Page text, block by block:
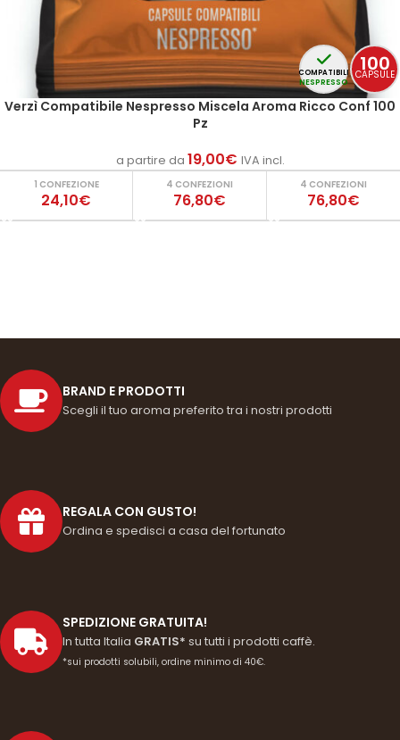
100
CAPSULE
COMPATIBILI
NESPRESSO
Verzì Compatibile Nespresso Miscela Aroma Ricco Conf 100
Pz
a partire da 19,00€ IVA incl.
1 CONFEZIONE
24,10€
4 CONFEZIONI
76,80€
4 CONFEZIONI
76,80€
BRAND E PRODOTTI
Scegli il tuo aroma preferito tra i nostri prodotti
REGALA CON GUSTO!
Ordina e spedisci a casa del fortunato
SPEDIZIONE GRATUITA!
In tutta Italia GRATIS* su tutti i prodotti caffè.
*sui prodotti solubili, ordine minimo di 40€.